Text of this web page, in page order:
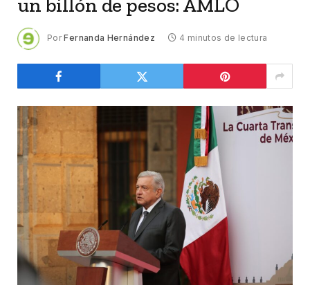
un billón de pesos: AMLO
Por Fernanda Hernández 4 minutos de lectura